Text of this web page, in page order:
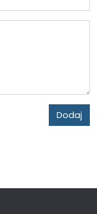
Dodaj